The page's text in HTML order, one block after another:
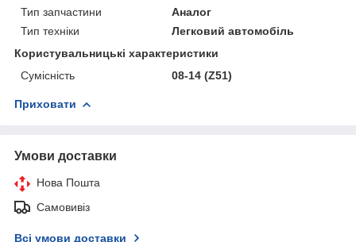
Тип запчастини
Аналог
Тип техніки
Легковий автомобіль
Користувальницькі характеристики
Сумісність
08-14 (Z51)
Приховати
Умови доставки
Нова Пошта
Самовивіз
Всі умови доставки